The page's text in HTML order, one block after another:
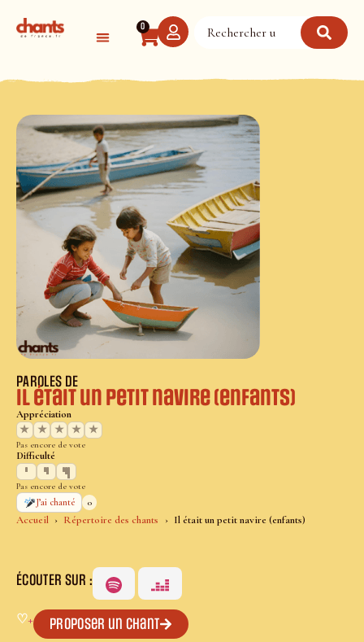
0
Accueil Répertoire des chants Il était un petit navire (enfants)
PAROLES DE
Il était un petit navire (enfants)
Appréciation
★
★ ★ ★ ★
Pas encore de vote
Difficulté
Pas encore de vote
J’ai chanté
0
ÉCOUTER SUR :
♡+ Proposer un chant